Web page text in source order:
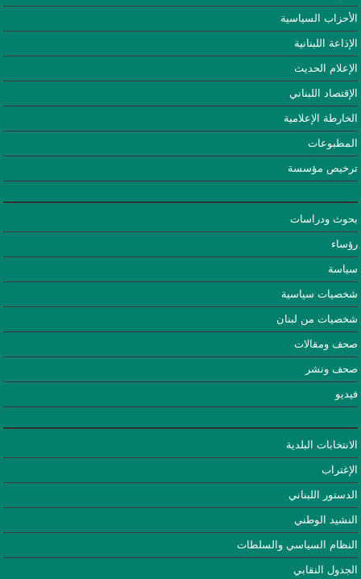
الأحزاب السياسية
الإذاعة اللبنانية
الإعلام الحديث
الإقتصاد اللبناني
الخارطة الإعلامية
المطبوعات
ترخيص مؤسسة
بحوث ودراسات
رؤساء
سياسة
شخصيات سياسية
شخصيات من لبنان
صحف ومقالات
صحف ونشر
فيديو
الانتخابات البلدية
الإغتراب
الدستور اللبناني
النشيد الوطني
النظام السياسي والسلطات
الجدول النقابي